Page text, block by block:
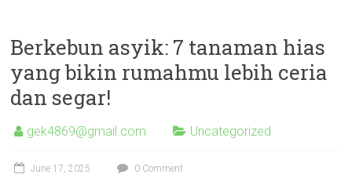
Berkebun asyik: 7 tanaman hias
yang bikin rumahmu lebih ceria
dan segar!
gek4869@gmail.com Uncategorized
June 17, 2025 0 Comment